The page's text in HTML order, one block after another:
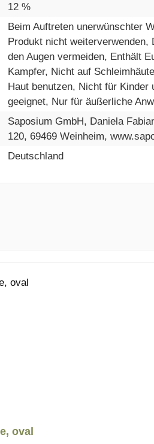
12 %
Beim Auftreten unerwünschter
Produkt nicht weiterverwenden,
den Augen vermeiden, Enthält
Kampfer, Nicht auf
Haut benutzen, Nicht für Kinder
geeignet, Nur für äußerliche
Saposium GmbH, Daniela
120, 69469 Weinheim,
Deutschland
oval